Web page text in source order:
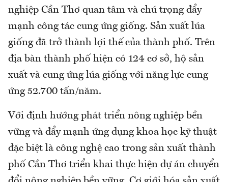
nghiệp Cần Thơ quan tâm và chú trọng đẩy
mạnh công tác cung ứng giống. Sản xuất lúa
giống đã trở thành lợi thế của thành phố. Trên
địa bàn thành phố hiện có 124 cơ sở, hộ sản
xuất và cung ứng lúa giống với năng lực cung
ứng 52.700 tấn/năm.
Với định hướng phát triển nông nghiệp bền
vững và đẩy mạnh ứng dụng khoa học kỹ thuật
đặc biệt là công nghệ cao trong sản xuất thành
phố Cần Thơ triển khai thực hiện dự án chuyển